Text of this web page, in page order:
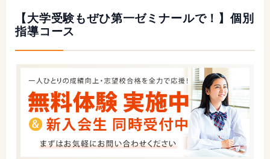
【大学受験もぜひ第一ゼミナールで！】個別
指導コース